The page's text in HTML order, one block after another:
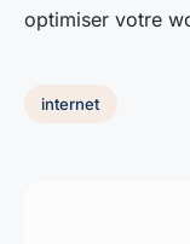
optimiser votre
internet